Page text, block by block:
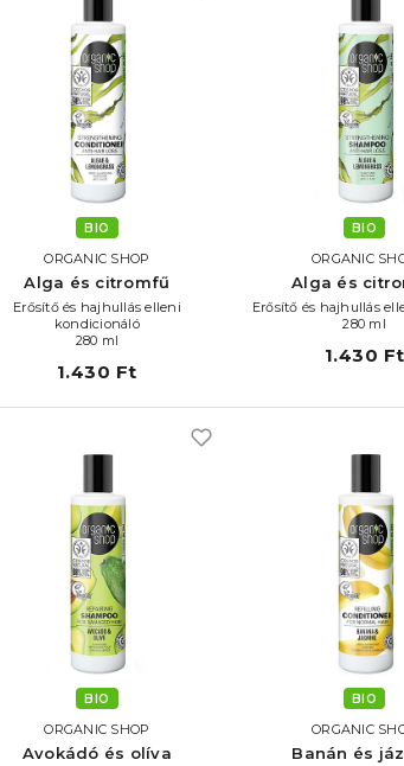
BIO
ORGANIC SHOP
Alga és citromfű
Erősítő és hajhullás elleni
kondicionáló
280 ml
1.430 Ft
BIO
ORGANIC
Alga és
Erősítő és hajhullás
280 ml
1.430 Ft
BIO
ORGANIC SHOP
Avokádó és olíva
BIO
ORGANIC
Banán és